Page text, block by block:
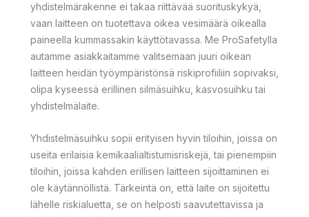
yhdistelmärakenne ei takaa riittävää suorituskykyä,
vaan laitteen on tuotettava oikea vesimäärä oikealla
paineella kummassakin käyttötavassa. Me ProSafetylla
autamme asiakkaitamme valitsemaan juuri oikean
laitteen heidän työympäristönsä riskiprofiiliin sopivaksi,
olipa kyseessä erillinen silmäsuihku, kasvosuihku tai
yhdistelmälaite.
Yhdistelmäsuihku sopii erityisen hyvin tiloihin, joissa on
useita erilaisia kemikaalialtistumisriskejä, tai pienempiin
tiloihin, joissa kahden erillisen laitteen sijoittaminen ei
ole käytännöllistä. Tärkeintä on, että laite on sijoitettu
lähelle riskialuetta, se on helposti saavutettavissa ja